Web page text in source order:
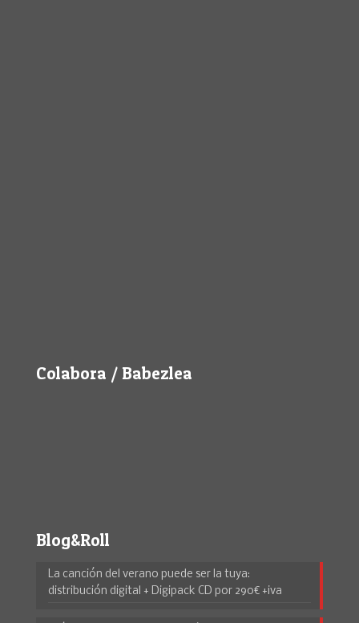
Colabora / Babezlea
Blog&Roll
La canción del verano puede ser la tuya:
distribución digital + Digipack CD por 290€ +iva